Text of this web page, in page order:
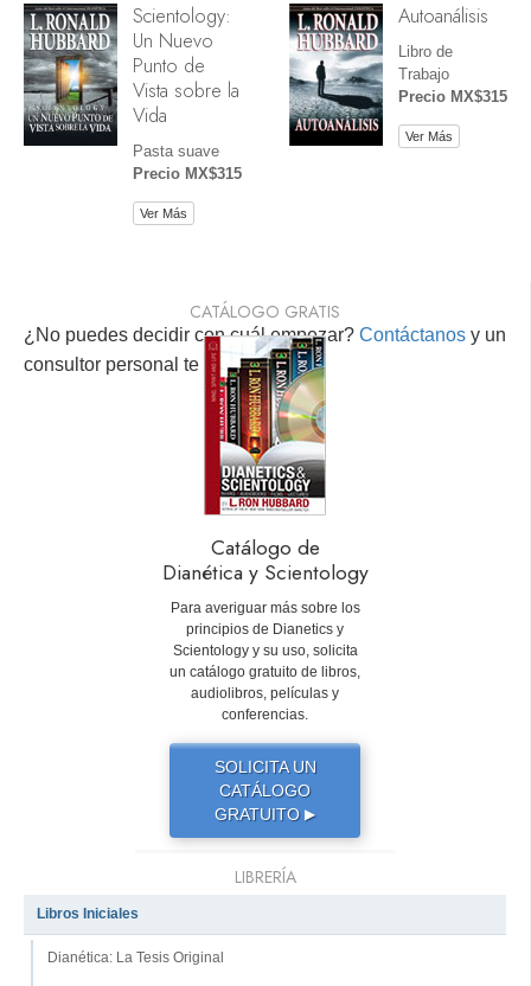
Scientology:
Un Nuevo
Punto de
Vista sobre la
Vida
Pasta suave
Precio MX$315
Ver Más
Autoanálisis
Libro de
Trabajo
Precio MX$315
Ver Más
¿No puedes decidir con cuál empezar? Contáctanos y un
consultor personal te ayudará.
CATÁLOGO GRATIS
Catálogo de
Dianética y Scientology
Para averiguar más sobre los
principios de Dianetics y
Scientology y su uso, solicita
un catálogo gratuito de libros,
audiolibros, películas y
conferencias.
SOLICITA UN
CATÁLOGO
GRATUITO ▶
LIBRERÍA
Libros Iniciales
Dianética: La Tesis Original